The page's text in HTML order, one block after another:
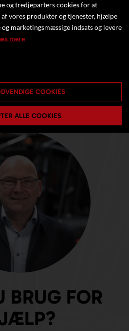
BRUG FOR
og tredjeparters cookies for at
vores produkter og tjenester, hjælpe
marketingsmæssige indsats og levere
mere
COOKIES
ALLE COOKIES